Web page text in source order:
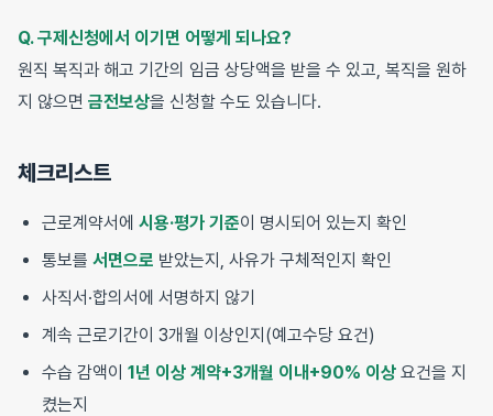
Q. 구제신청에서 이기면 어떻게 되나요?
원직 복직과 해고 기간의 임금 상당액을 받을 수 있고, 복직을 원하
지 않으면 금전보상을 신청할 수도 있습니다.
체크리스트
근로계약서에 시용·평가 기준이 명시되어 있는지 확인
통보를 서면으로 받았는지, 사유가 구체적인지 확인
사직서·합의서에 서명하지 않기
계속 근로기간이 3개월 이상인지(예고수당 요건)
수습 감액이 1년 이상 계약+3개월 이내+90% 이상 요건을 지
켰는지